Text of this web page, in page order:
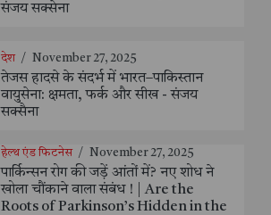
संजय सक्सेना
देश / November 27, 2025
तेजस हादसे के संदर्भ में भारत–पाकिस्तान
वायुसेना: क्षमता, फर्क और सीख - संजय
सक्सैना
हेल्थ एंड फिटनेस / November 27, 2025
पार्किन्सन रोग की जड़ें आंतों में? नए शोध ने
खोला चौंकाने वाला संबंध ! | Are the
Roots of Parkinson’s Hidden in the